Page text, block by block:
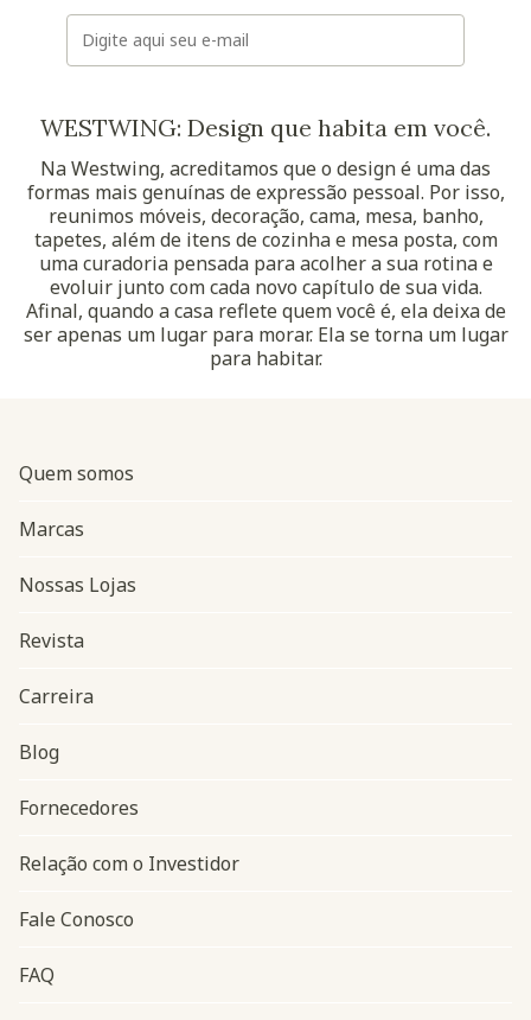
E-mail
WESTWING: Design que habita em você.
Na Westwing, acreditamos que o design é uma das
formas mais genuínas de expressão pessoal. Por isso,
reunimos móveis, decoração, cama, mesa, banho,
tapetes, além de itens de cozinha e mesa posta, com
uma curadoria pensada para acolher a sua rotina e
evoluir junto com cada novo capítulo de sua vida.
Afinal, quando a casa reflete quem você é, ela deixa de
ser apenas um lugar para morar. Ela se torna um lugar
para habitar.
Navegação do rodapé
Quem somos
Marcas
Nossas Lojas
Revista
Carreira
Blog
Fornecedores
Relação com o Investidor
Fale Conosco
FAQ